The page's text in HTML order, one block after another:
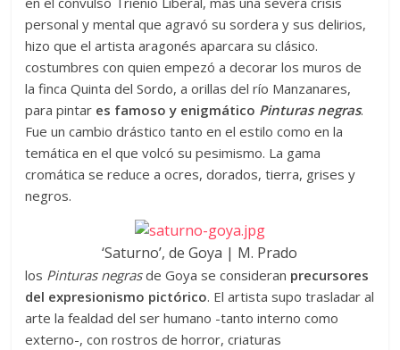
personal y mental que agravó su sordera y sus delirios,
hizo que el artista aragonés aparcara su clásico.
costumbres con quien empezó a decorar los muros de
la finca Quinta del Sordo, a orillas del río Manzanares,
para pintar es famoso y enigmático Pinturas negras.
Fue un cambio drástico tanto en el estilo como en la
temática en el que volcó su pesimismo. La gama
cromática se reduce a ocres, dorados, tierra, grises y
negros.
‘Saturno’, de Goya | M. Prado
los Pinturas negrasde Goya se consideran precursores
del expresionismo pictórico. El artista supo trasladar al
arte la fealdad del ser humano -tanto interno como
externo-, con rostros de horror, criaturas